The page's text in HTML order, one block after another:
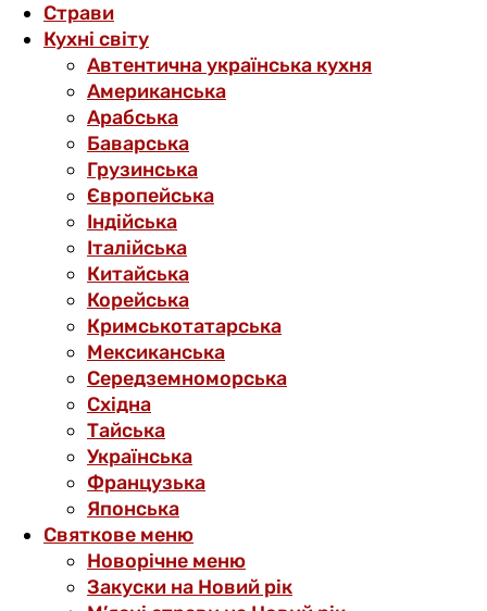
Страви
Кухні світу
Автентична українська кухня
Американська
Арабська
Баварська
Грузинська
Європейська
Індійська
Італійська
Китайська
Корейська
Кримськотатарська
Мексиканська
Середземноморська
Східна
Тайська
Українська
Французька
Японська
Святкове меню
Новорічне меню
Закуски на Новий рік